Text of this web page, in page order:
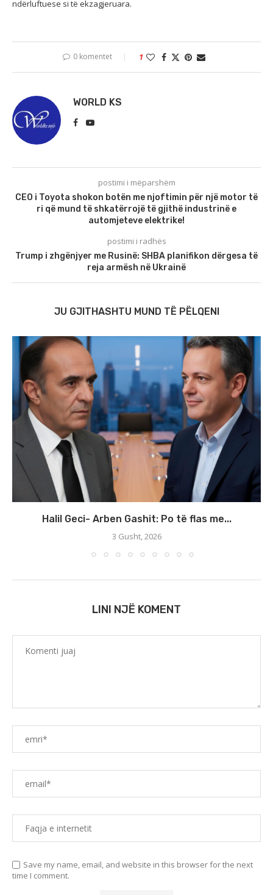
ndërluftuese si të ekzagjeruara.
0 komentet 1
WORLD KS
postimi i mëparshëm
CEO i Toyota shokon botën me njoftimin për një motor të
ri që mund të shkatërrojë të gjithë industrinë e
automjeteve elektrike!
postimi i radhës
Trump i zhgënjyer me Rusinë: SHBA planifikon dërgesa të
reja armësh në Ukrainë
JU GJITHASHTU MUND TË PËLQENI
Halil Geci- Arben Gashit: Po të flas me...
3 Gusht, 2026
LINI NJË KOMENT
Save my name, email, and website in this browser for the next
time I comment.